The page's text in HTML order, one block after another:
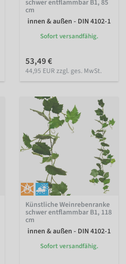
schwer entflammbar B1, 85
cm
innen & außen - DIN 4102-1
Sofort versandfähig.
53,49 €
44,95 EUR zzgl. ges. MwSt.
Künstliche Weinrebenranke
schwer entflammbar B1, 118
cm
innen & außen - DIN 4102-1
Sofort versandfähig.